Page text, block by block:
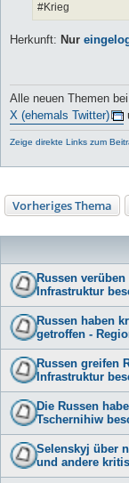
#Krieg
Herkunft: Nur
Alle neuen Themen bei
X (ehemals Twitter)
Zeige direkte Links zum
Vorheriges Thema
Russen
Infrastruktur
Russen haben
getroffen -
Russen greifen
Infrastruktur
Die Russen
Tschernihiw
Selenskyj über
und andere